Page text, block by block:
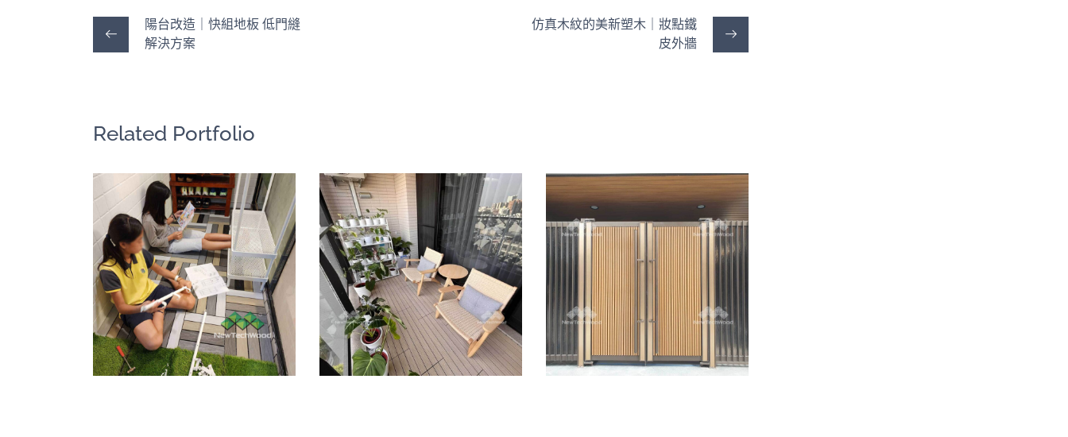
陽台改造｜快組地板 低門縫
解決方案
仿真木紋的美新塑木｜妝點鐵
皮外牆
Related Portfolio
陽台改造｜快組
地板 低門縫解決
方案
快組地板 / 陽台露台
北歐風格｜美新
DIY快組地板
快組地板 / 陽台露台
金屬+塑木｜入
口大門
牆板圍籬天花